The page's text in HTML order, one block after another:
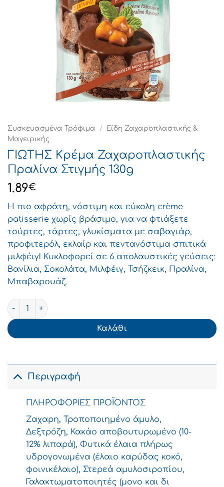
Συσκευασμένα Τρόφιμα /
Είδη Ζαχαροπλαστικής &
Μαγειρικής
ΓΙΩΤΗΣ Κρέμα Ζαχαροπλαστικής
Πραλίνα Στιγμής 130g
1.89€
Η πιο αφράτη, νόστιμη και εύκολη crème
patisserie χωρίς βράσιμο, για να φτιάξετε
τούρτες, τάρτες, γλυκίσματα με σαβαγιάρ,
προφιτερόλ, εκλαίρ και πεντανόστιμα σπιτικά
μιλφέιγ! Κυκλοφορεί σε 6 απολαυστικές γεύσεις:
Βανίλια, Σοκολάτα, Μιλφέιγ, Τσήζκεικ, Πραλίνα,
Μπαβαρουάζ.
ΓΙΩΤΗΣ Κρέμα Ζαχαροπλαστικής Πραλίνα Στιγμής 130g
Καλάθι
Περιγραφή
ΠΛΗΡΟΦΟΡΙΕΣ ΠΡΟΪΟΝΤΟΣ
Ζαχαρη, Τροποποιημένο άμυλο,
Δεξτρόζη, Κακάο αποβουτυρωμένο (10-
12% λιπαρά), Φυτικά έλαια πλήρως
υδρογονωμένα (έλαιο καρύδας κοκό,
φοινικέλαιο), Στερεά αμυλοσιροπίου,
Γαλακτωματοποιητές (μονο και δι